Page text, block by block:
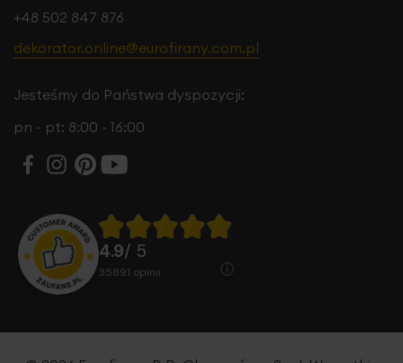
+48 502 847 876
dekorator.online@eurofirany.com.pl
Jesteśmy do Państwa dyspozycji:
pn - pt: 8:00 - 16:00
4.9/ 5
35891 opinii